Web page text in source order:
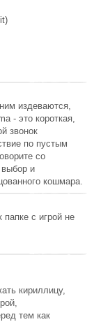
издеваются,
- это короткая,
звонок
по пустым
со
и
кошмара.
папке с игрой не
кириллицу,
тем как